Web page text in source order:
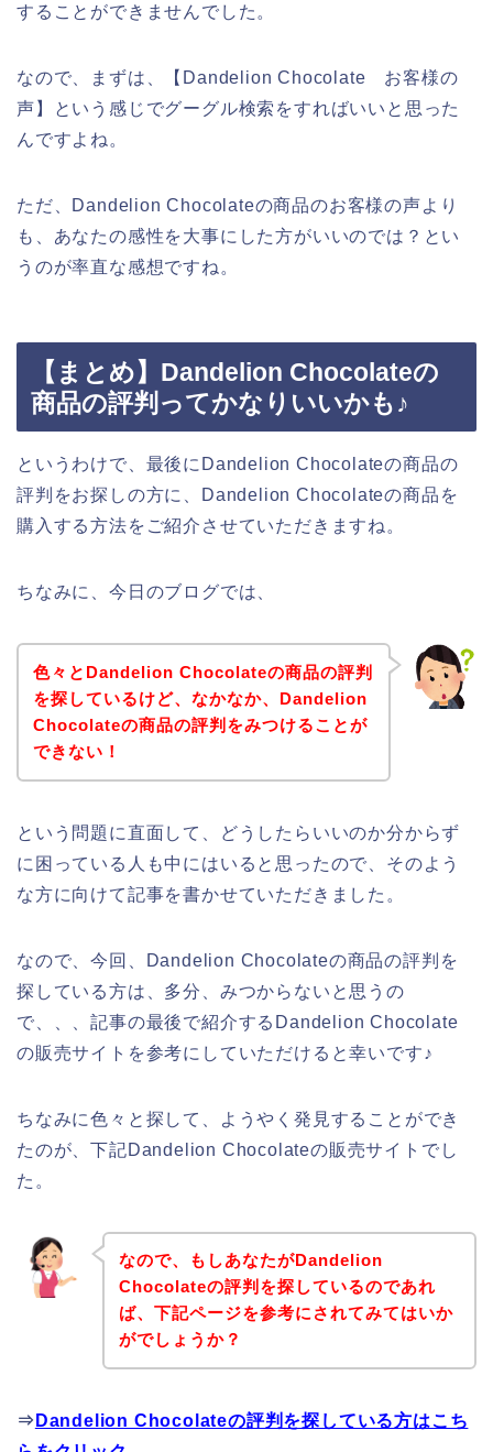
することができませんでした。
なので、まずは、【Dandelion Chocolate お客様の
声】という感じでグーグル検索をすればいいと思った
んですよね。
ただ、Dandelion Chocolateの商品のお客様の声より
も、あなたの感性を大事にした方がいいのでは？とい
うのが率直な感想ですね。
【まとめ】Dandelion Chocolateの
商品の評判ってかなりいいかも♪
というわけで、最後にDandelion Chocolateの商品の
評判をお探しの方に、Dandelion Chocolateの商品を
購入する方法をご紹介させていただきますね。
ちなみに、今日のブログでは、
色々とDandelion Chocolateの商品の評判
を探しているけど、なかなか、Dandelion
Chocolateの商品の評判をみつけることが
できない！
という問題に直面して、どうしたらいいのか分からず
に困っている人も中にはいると思ったので、そのよう
な方に向けて記事を書かせていただきました。
なので、今回、Dandelion Chocolateの商品の評判を
探している方は、多分、みつからないと思うの
で、、、記事の最後で紹介するDandelion Chocolate
の販売サイトを参考にしていただけると幸いです♪
ちなみに色々と探して、ようやく発見することができ
たのが、下記Dandelion Chocolateの販売サイトでし
た。
なので、もしあなたがDandelion
Chocolateの評判を探しているのであれ
ば、下記ページを参考にされてみてはいか
がでしょうか？
⇒ Dandelion Chocolateの評判を探している方はこち